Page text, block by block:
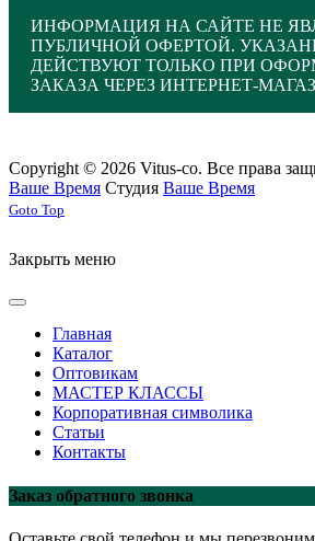
ИНФОРМАЦИЯ НА САЙТЕ НЕ
ПУБЛИЧНОЙ ОФЕРТОЙ.
ДЕЙСТВУЮТ ТОЛЬКО ПРИ
ЗАКАЗА ЧЕРЕЗ ИНТЕРНЕТ-
Copyright © 2026 Vitus-co. Все права
Ваше Время Студия Ваше Время
Joomla! 3 Templates
Goto Top
Закрыть меню
Главная
Каталог
Оптовикам
МАСТЕР КЛАССЫ
Корпоративная символика
Статьи
Контакты
Заказ обратного звонка